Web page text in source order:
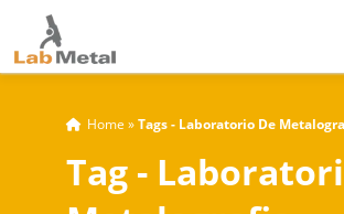
Home »Tags - Laboratorio De
Tag -